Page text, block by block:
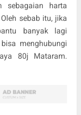
sebagaian harta
sebab itu, jika
banyak lagi
menghubungi
80j Mataram.